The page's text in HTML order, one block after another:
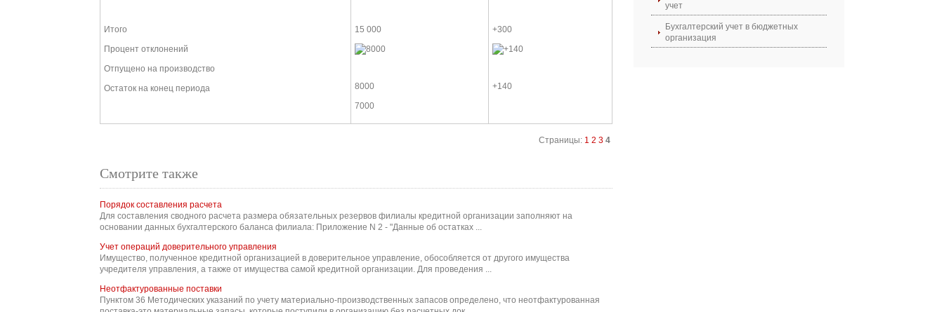
Итого
Процент отклонений
Отпущено на производство
Остаток на конец периода
15 000
8000
7000
+300
+140
Страницы: 1 2 3 4
Смотрите также
Порядок составления расчета
Для составления сводного расчета размера обязательных резервов филиалы кредитной организации заполняют на
основании данных бухгалтерского баланса филиала: Приложение N 2 - "Данные об остатках ...
Учет операций доверительного управления
Имущество, полученное кредитной организацией в доверительное управление, обособляется от другого имущества
учредителя управления, а также от имущества самой кредитной организации. Для проведения ...
Неотфактурованные поставки
Пунктом 36 Методических указаний по учету материально-производственных запасов определено, что неотфактурованная
учет
Бухгалтерский учет в бюджетных
организация